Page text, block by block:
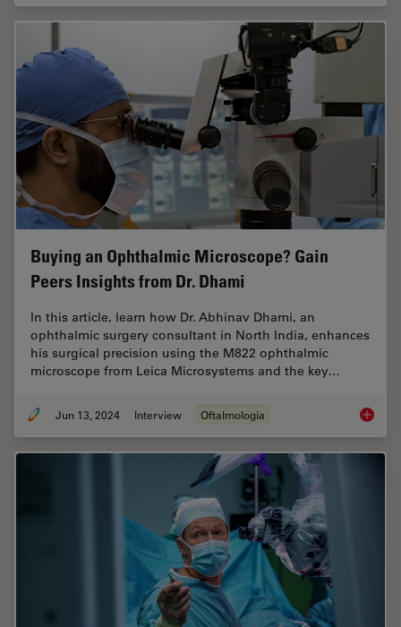
Buying an Ophthalmic Microscope? Gain
Peers Insights from Dr. Dhami
In this article, learn how Dr. Abhinav Dhami, an
ophthalmic surgery consultant in North India, enhances
his surgical precision using the M822 ophthalmic
microscope from Leica Microsystems and the key…
Jun 13, 2024 Interview Oftalmología Buying